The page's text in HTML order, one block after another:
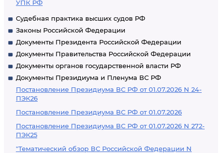
УПК РФ
Судебная практика высших судов РФ
Законы Российской Федерации
Документы Президента Российской Федерации
Документы Правительства Российской Федерации
Документы органов государственной власти РФ
Документы Президиума и Пленума ВС РФ
Постановление Президиума ВС РФ от 01.07.2026 N 24-
ПЭК26
Постановление Президиума ВС РФ от 01.07.2026
Постановление Президиума ВС РФ от 01.07.2026 N 272-
ПЭК25
"Тематический обзор ВС Российской Федерации N